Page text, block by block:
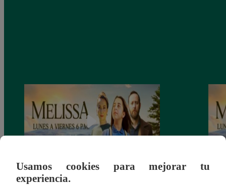
Melissa, Jueves 12 de diciembre – ver
Usamos cookies para mejorar tu
experiencia.